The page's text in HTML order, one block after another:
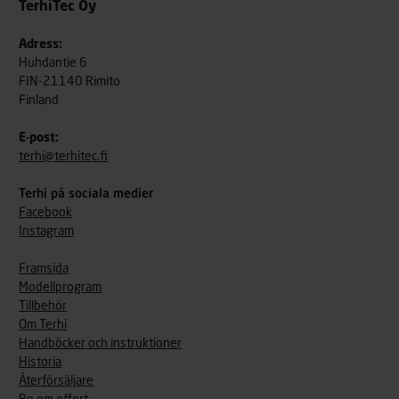
TerhiTec Oy
Adress:
Huhdantie 6
FIN-21140 Rimito
Finland
E-post:
terhi@terhitec.fi
Terhi på sociala medier
Facebook
Instagram
Framsida
Modellprogram
Tillbehör
Om Terhi
Handböcker och instruktioner
Historia
Återförsäljare